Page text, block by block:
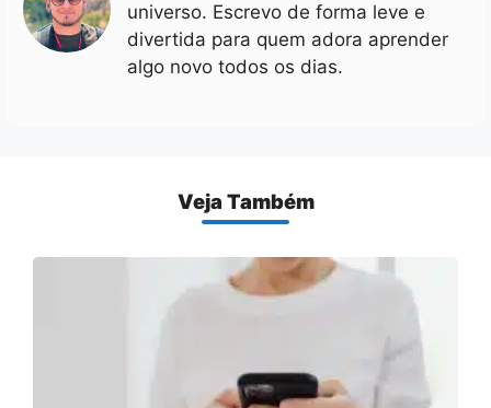
universo. Escrevo de forma leve e
divertida para quem adora aprender
algo novo todos os dias.
Veja Também